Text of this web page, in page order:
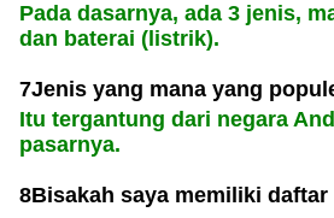
Pada dasarnya, ada 3 jenis,
dan baterai (listrik).
7Jenis yang mana yang
Itu tergantung dari negara
pasarnya.
8Bisakah saya memiliki daftar